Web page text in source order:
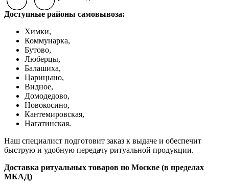
Доступные районы самовывоза:
Химки,
Коммунарка,
Бутово,
Люберцы,
Балашиха,
Царицыно,
Видное,
Домодедово,
Новокосино,
Кантемировская,
Нагатинская.
Наш специалист подготовит заказ к выдаче и обеспечит
быструю и удобную передачу ритуальной продукции.
Доставка ритуальных товаров по Москве (в пределах
МКАД)
Previous slideNext slide
Previous slideNext slide
Previous slideNext slide